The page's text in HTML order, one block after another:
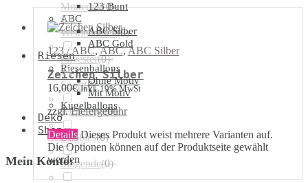
123 Bunt
ABC
ABC Silber
ABC Gold
Riesen
Riesenballons
Ohne Motiv
Mit Motiv
Kugelballons
Deko
Shop
Mein Konto:
123 / ABC,ABC,ABC Silber
Zeichen Silber
16,00€ Inkl. 19% MwSt
zzgl.Liefergebühr
Details Dieses Produkt weist mehrere Varianten auf.
Die Optionen können auf der Produktseite gewählt
werden
Muttertag(0)
Weihnachten(0)
Silvester(0)
Sport(0)
Airwalker(0)
Bubbles(0)
Singende(0)